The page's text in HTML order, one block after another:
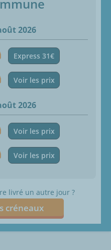
2026
Express 31€
Voir les prix
2026
Voir les prix
Voir les prix
livré un autre jour ?
créneaux